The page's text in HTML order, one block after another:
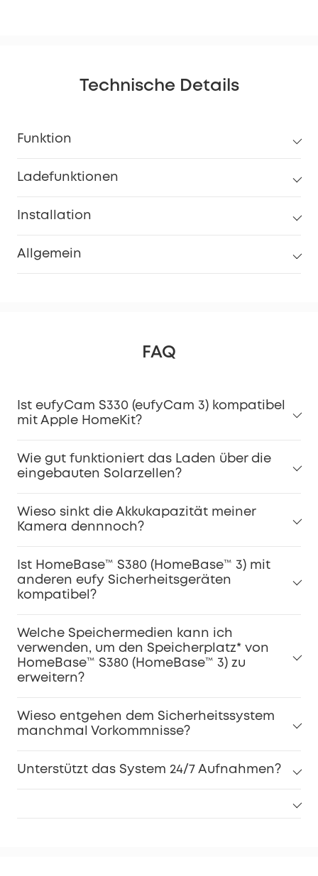
Technische Details
Funktion
Ladefunktionen
Installation
Allgemein
FAQ
Ist eufyCam S330 (eufyCam 3) kompatibel
mit Apple HomeKit?
Wie gut funktioniert das Laden über die
eingebauten Solarzellen?
Wieso sinkt die Akkukapazität meiner
Kamera dennnoch?
Ist HomeBase™ S380 (HomeBase™ 3) mit
anderen eufy Sicherheitsgeräten
kompatibel?
Welche Speichermedien kann ich
verwenden, um den Speicherplatz* von
HomeBase™ S380 (HomeBase™ 3) zu
erweitern?
Wieso entgehen dem Sicherheitssystem
manchmal Vorkommnisse?
Unterstützt das System 24/7 Aufnahmen?